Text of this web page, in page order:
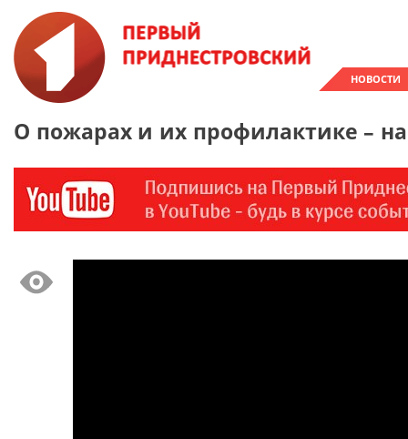
НОВОСТИ
О пожарах и их профилактике –